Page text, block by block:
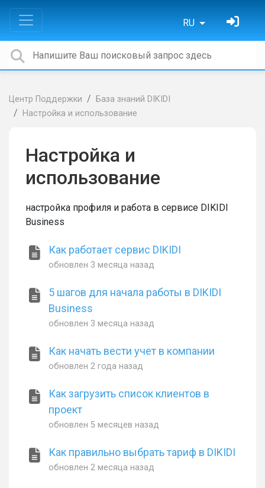
RU
Центр Поддержки
База знаний DIKIDI
Настройка и использование
Настройка и
использование
настройка профиля и работа в сервисе DIKIDI
Business
Как работает сервис DIKIDI
обновлен 3 месяца назад
5 шагов для начала работы в DIKIDI
Business
обновлен 3 месяца назад
Как начать вести учет в компании
обновлен2 года назад
Как загрузить список клиентов в
проект
обновлен5 месяцев назад
Как правильно выбрать тариф в DIKIDI
обновлен2 месяца назад